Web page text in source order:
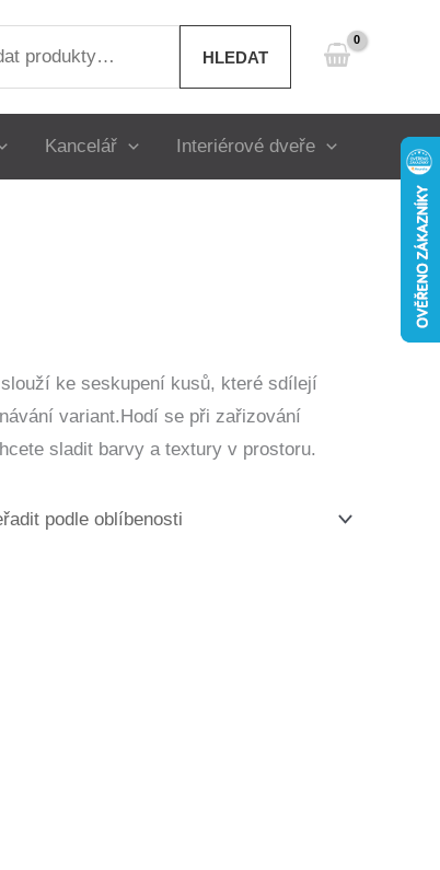
HLEDAT
Kancelář Interiérové dveře
ke seskupení kusů, které sdílejí
variant.Hodí se při zařizování
sladit barvy a textury v prostoru.